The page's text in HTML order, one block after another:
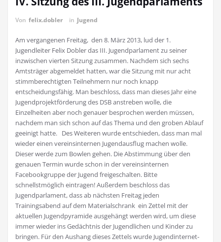
Von felix.dobler in Jugend
Am vergangenen Freitag, den 8. März 2013, lud der 1.
Jugendleiter Felix Dobler das III. Jugendparlament zu seiner
inzwischen vierten Sitzung zusammen. Nachdem sich sechs
Amtsträger abgemeldet hatten, war die Sitzung mit nur acht
stimmberechtigten Teilnehmern nur noch knapp
entscheidungsfähig. Man beschloss, dass man dieses Jahr eine
Jugendprojektförderung des DSB anstreben wolle, die
Einzelheiten aber noch genauer besprochen werden müssen,
nachdem man sich schon auf das Thema und den groben Ablauf
geeinigt hatte. Des Weiteren wurde entschieden, dass man mal
wieder einen vereinsinternen Jugendausflug machen wolle.
Dieser werde zum Bowlen gehen. Die Abstimmung über den
genauen Termin wurde schon in der vereinsinternen
Facebookgruppe der Jugend freigeschalten. Bitte
schnellstmöglich eintragen! Außerdem beschloss das
Jugendparlament, dass ab nächsten Freitag jeden
Trainingsabend auf dem Materialschrank ein Zettel mit der
aktuellen Jugendpyramide ausgehängt werden wird, um diese
immer wieder ins Gedächtnis der Jugendlichen und Kinder zu
bringen. Für den Aushang dieses Zettels wurde Jugendinternet-